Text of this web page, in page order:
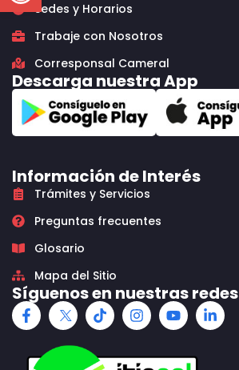
Sedes y Horarios
Trabaje con Nosotros
Corresponsal Cameral
Descarga nuestra App
Información de Interés
Trámites y Servicios
Preguntas frecuentes
Glosario
Mapa del Sitio
Síguenos en nuestras redes